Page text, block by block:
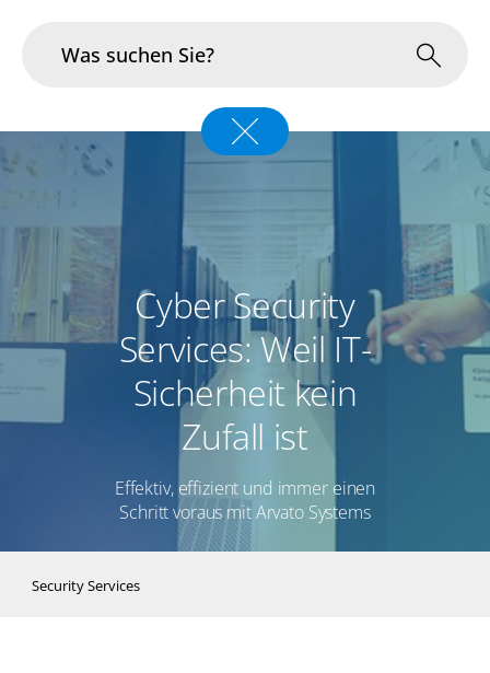
Infrastruktur & BetriebCyber Security
Services: Weil IT-
Sicherheit kein
Zufall ist
Effektiv, effizient und immer einen
Schritt voraus mit Arvato Systems
Security Services